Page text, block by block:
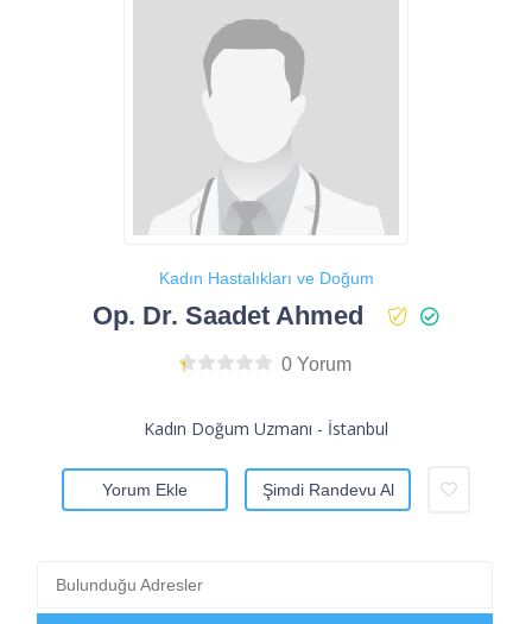
Kadın Hastalıkları ve Doğum
Op. Dr. Saadet Ahmed
0 Yorum
Kadın Doğum Uzmanı - İstanbul
Yorum Ekle Şimdi Randevu Al
Bulunduğu Adresler